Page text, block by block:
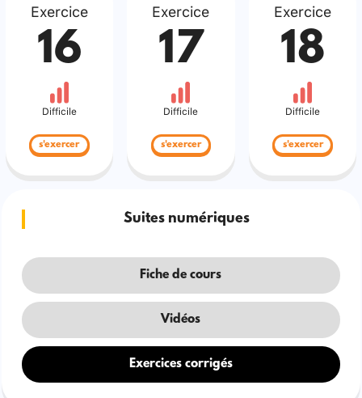
Exercice
16
Difficile
s'exercer
Exercice
17
Difficile
s'exercer
Exercice
18
Difficile
s'exercer
Suites numériques
Fiche de cours
Vidéos
Exercices corrigés